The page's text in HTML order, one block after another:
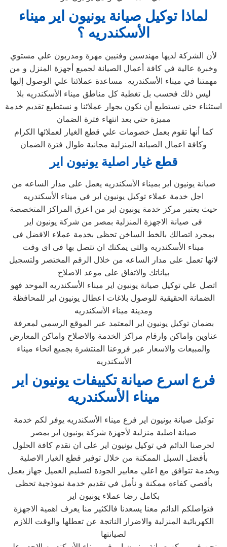
لماذا توكيل صيانة يونيون اير ميناء
الأسكندريه ؟
لأن الشركة لديها مهندسين وفنيين مهرة ومدربون علي مستوي
وخبرة عالية في كافة أعمال الصيانة لجميع أجهزة المنزل و من
مهمتنا في ميناء الأسكندريه مساعدة عملائنا علي الوصول إليها
ليس ذلك فحسب بل تغطية كل مناطق ميناء الأسكندريه بلا
استثناء حتي نستطيع أن نكون بجوار عملائنا و نستطيع تقديم خدمة
مميزة حتي بعد انتهاء فترة الضمان
كما أنها تقوم بعمل خصومات علي قطع الغيار لعملائها الكرام
وكافة اعمال الصيانة المنزلية مجانية طوال فترة الضمان
قطع غيار اصلية يونيون اير
صيانة يونيون اير بميناء الأسكندريه يعمل على مدار الساعه من
اجل خدمة عملاء توكيل يونيون اير في ميناء الأسكندريه
حيث يعتبر مركز خدمة يونيون اير من اعرق المراكز المتخصصة
فى صيانة الاجهزة المنزلية بمصر من شركة يونيون اير
بمجرد اتصالك بالخط الساخن تحظى بخدمة عملاء الافضل في
ميناء الأسكندريه والتى يمكنك ان تتصل بها فى اى وقت
لانها تعمل على مدار الساعه من خلال الرقم المختصر ولتسجيل
بياناتك والاتفاق على موعد الاصلاح
اتصل علي توكيل صيانة يونيون اير ميناء الأسكندريه الموحد فهو
الضمانة الحقيقية للوصول بلاغات اعطال يونيون اير للمحافظة
ومدينة ميناء الأسكندريه
بضمان توكيل يونيون اير المعتمد عبر الموقع الرسمي لمعرفة
عناوين واماكن وارقام مراكز الخدمة والاصلاح واماكن المعارض
والمبيعات والاسعار عبر فروعنا المنتشرة بجميع انحاء ميناء
الأسكندريه
فرع اسرع صيانة تكييفات يونيون اير
ميناء الأسكندريه
توكيل صيانة يونيون اير فرع ميناء الأسكندريه يوفر لكم خدمة
صيانة اصلية منزلية لأجهزة شركة يونيون اير بمصر
لحرصنا الدائم في توكيل يونيون اير على ان نقدم كافة الحلول
بأفضل السبل الممكنة من خلال توفير قطع الغيار الاصلية
وبخدمة تتوافق مع اعلي معايير الجودة لتسليم العميل جهاز يعمل
بأقصي كفاءة ممكنة و نأمل في تقديم خدمة نموذجية تحظى
بكامل رضا عملاء يونيون اير
فتواصلكم الدائم معنا يسعدنا فالكثير منا يعرف اهمية الاجهزة
الكهربائية المنزلية والاضرار الناتجة عن تعطلها والوقت اللازم
لصيانتها